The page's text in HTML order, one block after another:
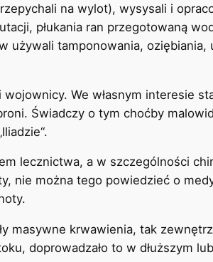
na wylot), wysysali i
płukania ran przegotowaną
używali tamponowania,
We własnym interesie
Świadczy o tym choćby
lecznictwa, a w szczególności
nie można tego powiedzieć o
masywne krwawienia, tak
doprowadzało to w dłuższym